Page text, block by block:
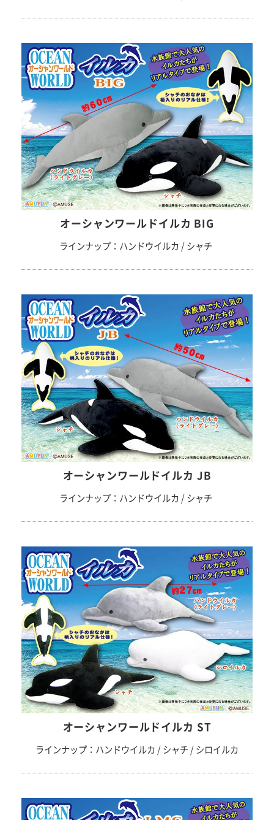
オーシャンワールドイルカ BIG
ラインナップ：ハンドウイルカ / シャチ
オーシャンワールドイルカ JB
ラインナップ：ハンドウイルカ / シャチ
オーシャンワールドイルカ ST
ラインナップ：ハンドウイルカ / シャチ / シロイルカ